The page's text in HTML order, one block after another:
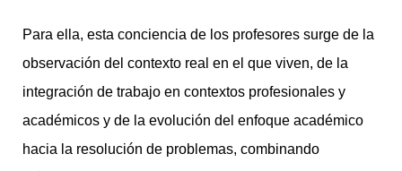
Para ella, esta conciencia de los profesores surge de la
observación del contexto real en el que viven, de la
integración de trabajo en contextos profesionales y
académicos y de la evolución del enfoque académico
hacia la resolución de problemas, combinando